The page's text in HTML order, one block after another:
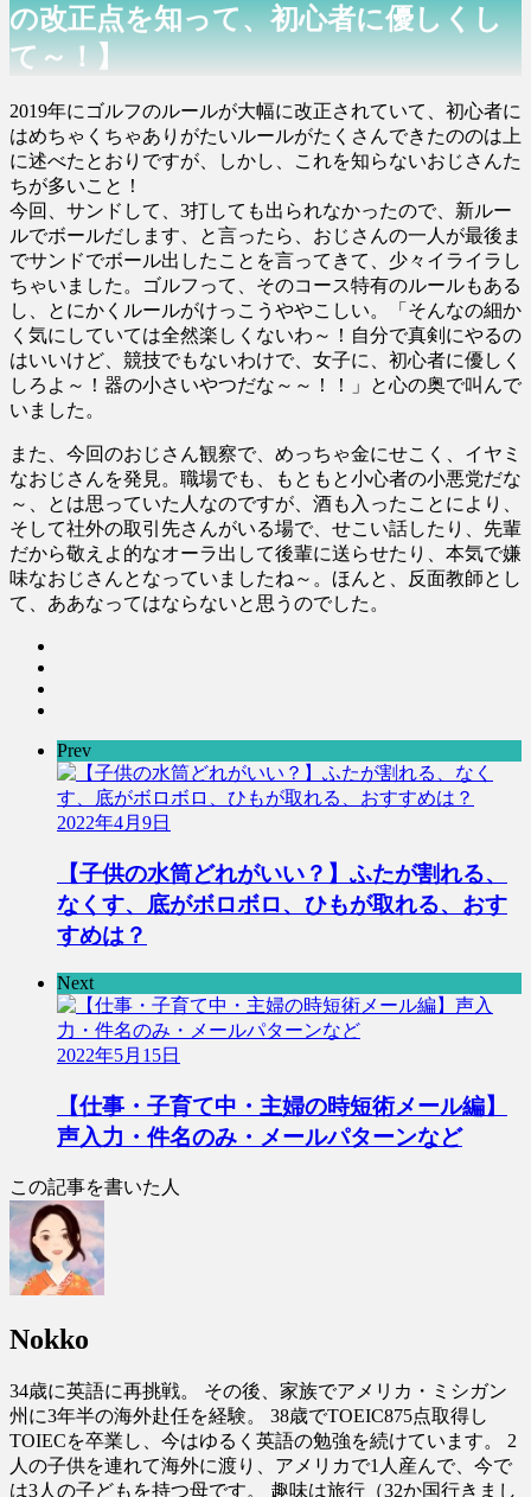
の改正点を知って、初心者に優しくし
て～！】
2019年にゴルフのルールが大幅に改正されていて、初心者に
はめちゃくちゃありがたいルールがたくさんできたののは上
に述べたとおりですが、しかし、これを知らないおじさんた
ちが多いこと！
今回、サンドして、3打しても出られなかったので、新ルー
ルでボールだします、と言ったら、おじさんの一人が最後ま
でサンドでボール出したことを言ってきて、少々イライラし
ちゃいました。ゴルフって、そのコース特有のルールもある
し、とにかくルールがけっこうややこしい。「そんなの細か
く気にしていては全然楽しくないわ～！自分で真剣にやるの
はいいけど、競技でもないわけで、女子に、初心者に優しく
しろよ～！器の小さいやつだな～～！！」と心の奥で叫んで
いました。
また、今回のおじさん観察で、めっちゃ金にせこく、イヤミ
なおじさんを発見。職場でも、もともと小心者の小悪党だな
～、とは思っていた人なのですが、酒も入ったことにより、
そして社外の取引先さんがいる場で、せこい話したり、先輩
だから敬えよ的なオーラ出して後輩に送らせたり、本気で嫌
味なおじさんとなっていましたね～。ほんと、反面教師とし
て、ああなってはならないと思うのでした。
Prev
2022年4月9日
【子供の水筒どれがいい？】ふたが割れる、
なくす、底がボロボロ、ひもが取れる、おす
すめは？
Next
2022年5月15日
【仕事・子育て中・主婦の時短術メール編】
声入力・件名のみ・メールパターンなど
この記事を書いた人
Nokko
34歳に英語に再挑戦。 その後、家族でアメリカ・ミシガン
州に3年半の海外赴任を経験。 38歳でTOEIC875点取得し
TOIECを卒業し、今はゆるく英語の勉強を続けています。 2
人の子供を連れて海外に渡り、アメリカで1人産んで、今で
は3人の子どもを持つ母です。 趣味は旅行（32か国行きまし